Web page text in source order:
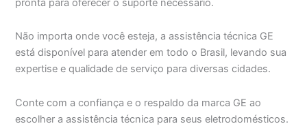
pronta para oferecer o suporte necessário.
Não importa onde você esteja, a assistência técnica GE
está disponível para atender em todo o Brasil, levando sua
expertise e qualidade de serviço para diversas cidades.
Conte com a confiança e o respaldo da marca GE ao
escolher a assistência técnica para seus eletrodomésticos.